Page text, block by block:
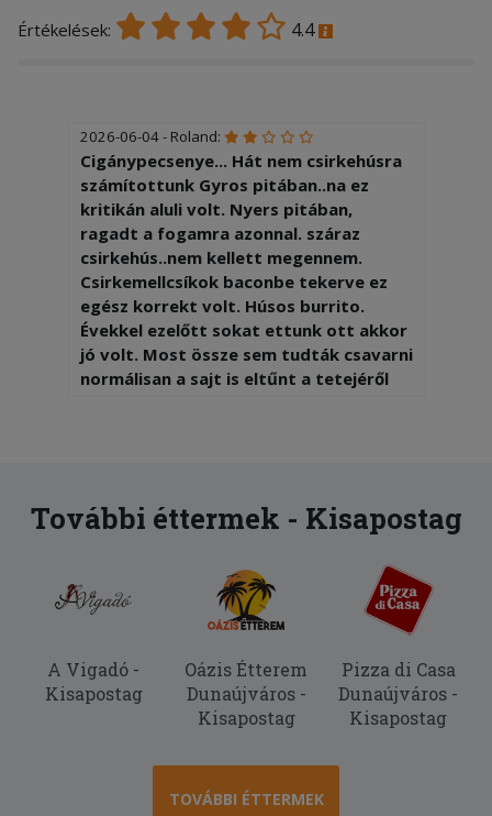
Értékelések: 4.4
2026-06-04 - Roland:
Cigánypecsenye... Hát nem csirkehúsra
számítottunk Gyros pitában..na ez
kritikán aluli volt. Nyers pitában,
ragadt a fogamra azonnal. száraz
csirkehús..nem kellett megennem.
Csirkemellcsíkok baconbe tekerve ez
egész korrekt volt. Húsos burrito.
Évekkel ezelőtt sokat ettunk ott akkor
jó volt. Most össze sem tudták csavarni
normálisan a sajt is eltűnt a tetejéről
2025-10-26 - Marianna:
További éttermek - Kisapostag
A Vigadó -
Kisapostag
Oázis Étterem
Dunaújváros -
Kisapostag
Pizza di Casa
Dunaújváros -
Kisapostag
TOVÁBBI ÉTTERMEK